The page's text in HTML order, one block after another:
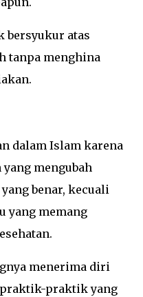
bersyukur atas
tanpa menghina
dalam Islam karena
mengubah
benar, kecuali
yang memang
menerima diri
praktik-praktik yang